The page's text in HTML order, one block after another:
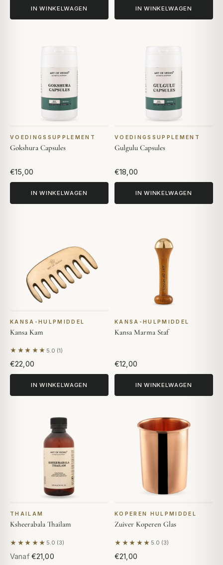
IN WINKELWAGEN IN WINKELWAGEN
VOEDINGSSUPPLEMENT
Gokshura Capsules
€15,00
IN WINKELWAGEN
VOEDINGSSUPPLEMENT
Gulgulu Capsules
€18,00
IN WINKELWAGEN
KANSA-HULPMIDDEL
Kansa Kam
★★★★★ 5.0 (1)
Gebaseerd op 1 beoordeling
€22,00
IN WINKELWAGEN
KANSA-HULPMIDDEL
Kansa Marma Staf
€12,00
IN WINKELWAGEN
THAILAM
Ksheerabala Thailam
★★★★★ 5.0 (3)
Gebaseerd op 3 beoordelingen
Vanaf €21,00
KOPEREN HULPMIDDEL
Zuiver Koperen Glas
★★★★★ 5.0 (3)
Gebaseerd op 3
€21,00